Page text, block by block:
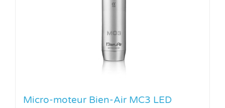
Micro-moteur Bien-Air MC3 LED